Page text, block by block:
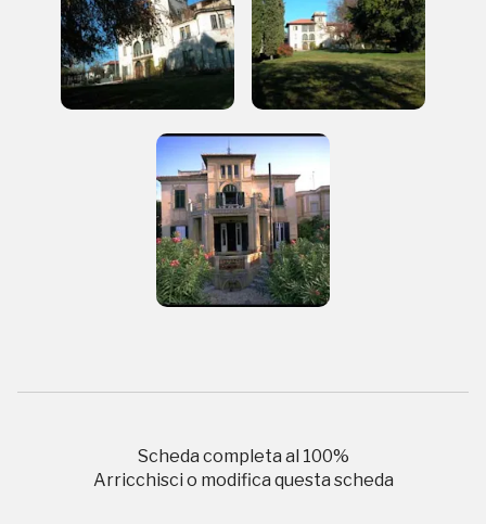
Scheda completa al 100%
Arricchisci o modifica questa scheda
REGISTRATI
Regalati 365 giorni di arte e cultura nell'Italia
più bella, risparmiando.
ISCRIVITI AL FAI
Napoli